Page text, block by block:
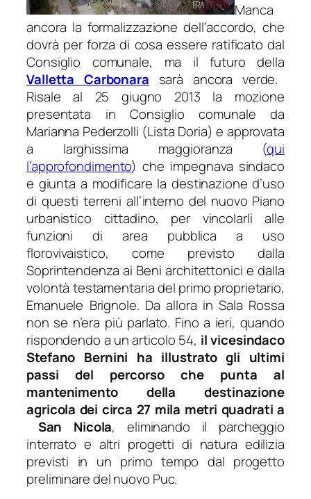
Manca
ancora la formalizzazione dell’accordo, che
dovrà per forza di cosa essere ratificato dal
Consiglio comunale, ma il futuro della
Valletta Carbonara sarà ancora verde.
Risale al 25 giugno 2013 la mozione
presentata in Consiglio comunale da
Marianna Pederzolli (Lista Doria) e approvata
a larghissima maggioranza (qui
l’approfondimento) che impegnava sindaco
e giunta a modificare la destinazione d’uso
di questi terreni all’interno del nuovo Piano
urbanistico cittadino, per vincolarli alle
funzioni di area pubblica a uso
florovivaistico, come previsto dalla
Soprintendenza ai Beni architettonici e dalla
volontà testamentaria del primo proprietario,
Emanuele Brignole. Da allora in Sala Rossa
non se n’era più parlato. Fino a ieri, quando
rispondendo a un articolo 54, il vicesindaco
Stefano Bernini ha illustrato gli ultimi
passi del percorso che punta al
mantenimento della destinazione
agricola dei circa 27 mila metri quadrati a
San Nicola, eliminando il parcheggio
interrato e altri progetti di natura edilizia
previsti in un primo tempo dal progetto
preliminare del nuovo Puc.